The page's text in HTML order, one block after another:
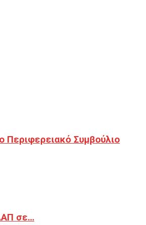
Περιφερειακό Συμβούλιο
σε…